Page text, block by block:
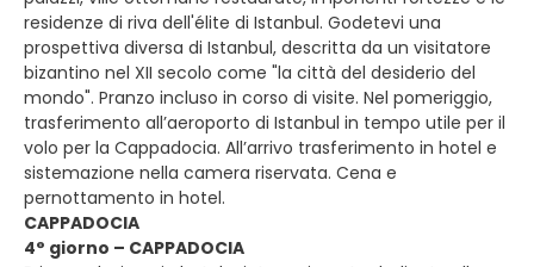
residenze di riva dell'élite di Istanbul. Godetevi una
prospettiva diversa di Istanbul, descritta da un visitatore
bizantino nel XII secolo come "la città del desiderio del
mondo". Pranzo incluso in corso di visite. Nel pomeriggio,
trasferimento all’aeroporto di Istanbul in tempo utile per il
volo per la Cappadocia. All’arrivo trasferimento in hotel e
sistemazione nella camera riservata. Cena e
pernottamento in hotel.
CAPPADOCIA
4° giorno – CAPPADOCIA